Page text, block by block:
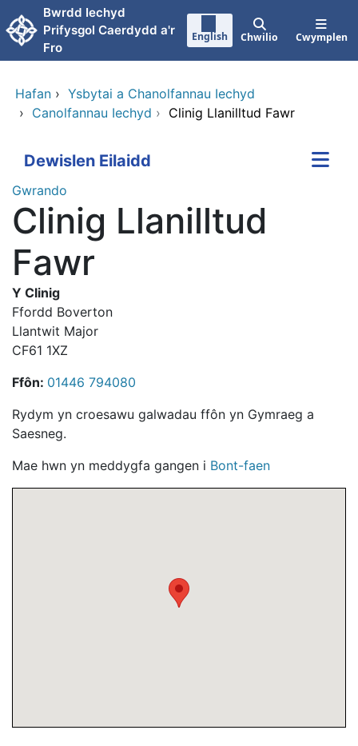
Neidio i'r prif gynnwy
Bwrdd Iechyd
Prifysgol Caerdydd a'r
Fro
English Chwilio Cwymplen
Hafan › Ysbytai a Chanolfannau Iechyd
› Canolfannau Iechyd › Clinig Llanilltud Fawr
Dewislen Eilaidd
Gwrando
Clinig Llanilltud
Fawr
Y Clinig
Ffordd Boverton
Llantwit Major
CF61 1XZ
Ffôn: 01446 794080
Rydym yn croesawu galwadau ffôn yn Gymraeg a
Saesneg.
Mae hwn yn meddygfa gangen i Bont-faen